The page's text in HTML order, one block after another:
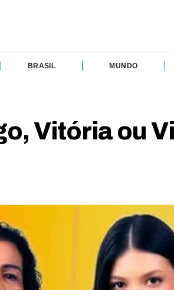
BRASIL MUNDO
Vitória ou